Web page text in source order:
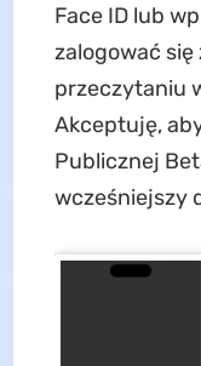
Face ID lub
zalogować się
przeczytaniu
Akceptuję,
Publicznej
wcześniejszy